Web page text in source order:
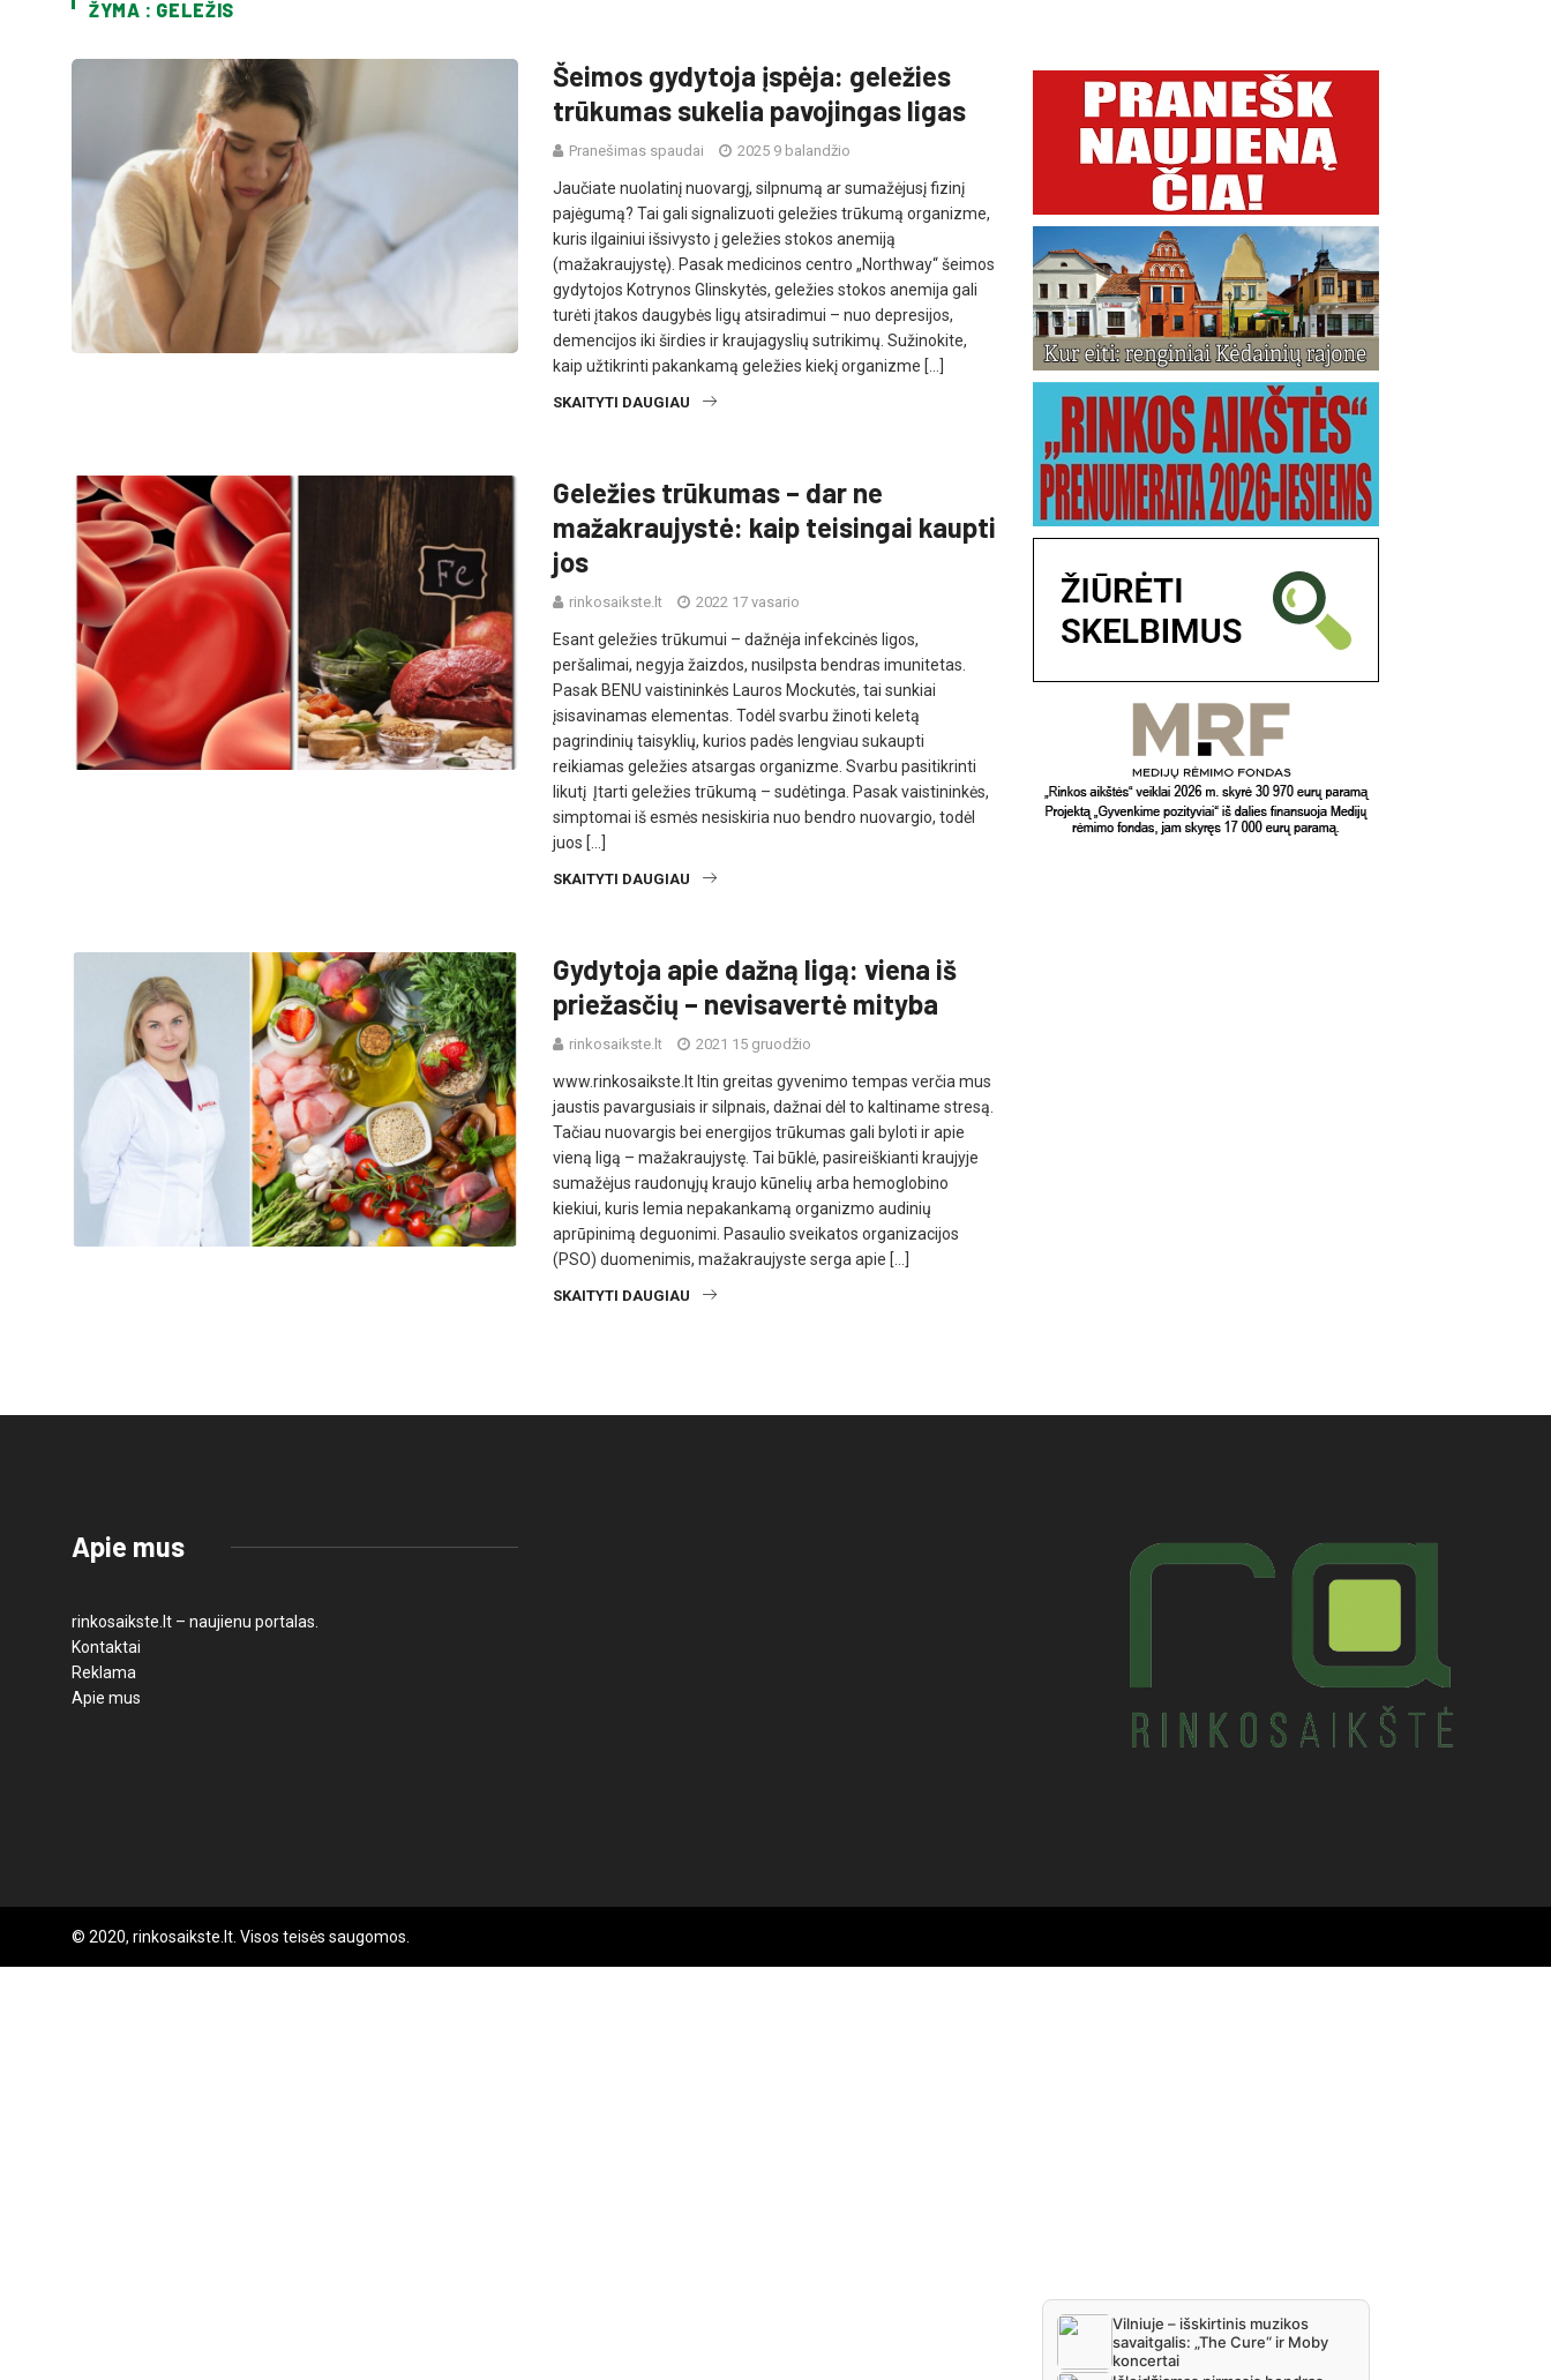
ŽYMA : GELEŽIS
Šeimos gydytoja įspėja: geležies
trūkumas sukelia pavojingas ligas
Pranešimas spaudai 2025 9 balandžio
Jaučiate nuolatinį nuovargį, silpnumą ar sumažėjusį fizinį
pajėgumą? Tai gali signalizuoti geležies trūkumą organizme,
kuris ilgainiui išsivysto į geležies stokos anemiją
(mažakraujystę). Pasak medicinos centro „Northway“ šeimos
gydytojos Kotrynos Glinskytės, geležies stokos anemija gali
turėti įtakos daugybės ligų atsiradimui – nuo depresijos,
demencijos iki širdies ir kraujagyslių sutrikimų. Sužinokite,
kaip užtikrinti pakankamą geležies kiekį organizme […]
SKAITYTI DAUGIAU
Geležies trūkumas – dar ne
mažakraujystė: kaip teisingai kaupti
jos
rinkosaikste.lt 2022 17 vasario
Esant geležies trūkumui – dažnėja infekcinės ligos,
peršalimai, negyja žaizdos, nusilpsta bendras imunitetas.
Pasak BENU vaistininkės Lauros Mockutės, tai sunkiai
įsisavinamas elementas. Todėl svarbu žinoti keletą
pagrindinių taisyklių, kurios padės lengviau sukaupti
reikiamas geležies atsargas organizme. Svarbu pasitikrinti
likutį Įtarti geležies trūkumą – sudėtinga. Pasak vaistininkės,
simptomai iš esmės nesiskiria nuo bendro nuovargio, todėl
juos […]
SKAITYTI DAUGIAU
Gydytoja apie dažną ligą: viena iš
priežasčių – nevisavertė mityba
rinkosaikste.lt 2021 15 gruodžio
www.rinkosaikste.lt Itin greitas gyvenimo tempas verčia mus
jaustis pavargusiais ir silpnais, dažnai dėl to kaltiname stresą.
Tačiau nuovargis bei energijos trūkumas gali byloti ir apie
vieną ligą – mažakraujystę. Tai būklė, pasireiškianti kraujyje
sumažėjus raudonųjų kraujo kūnelių arba hemoglobino
kiekiui, kuris lemia nepakankamą organizmo audinių
aprūpinimą deguonimi. Pasaulio sveikatos organizacijos
(PSO) duomenimis, mažakraujyste serga apie […]
SKAITYTI DAUGIAU
Apie mus
rinkosaikste.lt – naujienu portalas.
Kontaktai
Reklama
Apie mus
© 2020, rinkosaikste.lt. Visos teisės saugomos.